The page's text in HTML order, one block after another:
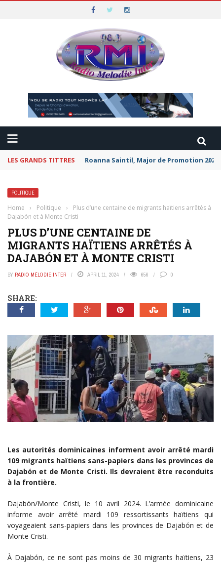
LES GRANDS TITTRES Roanna Saintil, Major de Promotion
POLITIQUE
Home › Politique ›
Plus d’une centaine de migrants haïtiens arrêtés à
Dajabón et à Monte Cristi
PLUS D’UNE CENTAINE DE
MIGRANTS HAÏTIENS ARRÊTÉS À
DAJABÓN ET À MONTE CRISTI
BY RADIO MÉLODIE INTER APRIL 11, 2024 656 0
SHARE:
Les autorités dominicaines informent avoir arrêté mardi
109 migrants haïtiens sans-papiers dans les provinces de
Dajabón et de Monte Cristi. Ils devraient être reconduits
à la frontière.
Dajabón/Monte Cristi, le 10 avril 2024. L’armée dominicaine
informe avoir arrêté mardi 109 ressortissants haïtiens qui
voyageaient sans-papiers dans les provinces de Dajabón et de
Monte Cristi.
À Dajabón, ce ne sont pas moins de 30 migrants haïtiens, 23